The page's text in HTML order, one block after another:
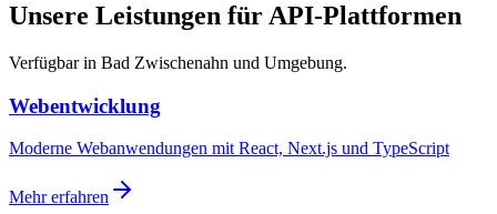
Unsere Leistungen für API-Plattformen
Verfügbar in Bad Zwischenahn und Umgebung.
Webentwicklung
Moderne Webanwendungen mit React, Next.js und TypeScript
Mehr erfahren